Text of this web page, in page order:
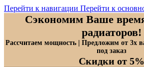
Перейти к навигации Перейти к
Сэкономим Ваше
радиаторов!
Рассчитаем мощность | Предложим от 3х
под заказ
Скидки от 5%